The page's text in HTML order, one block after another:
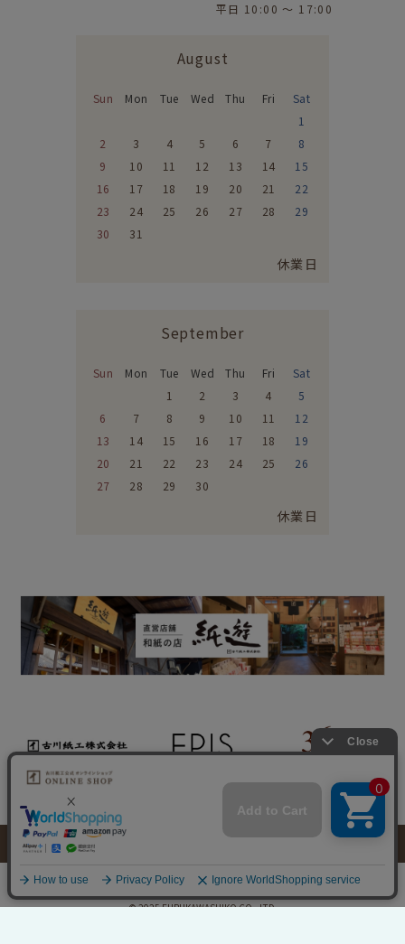
平日 10:00 〜 17:00
August
Sun Mon Tue Wed Thu Fri
Sat
1
2
3 4 5 6 7
8
9
10 11 12 13 14
15
16
17 18 19 20 21
22
23
24 25 26 27 28
29
30
31
休業日
September
Sun Mon Tue Wed Thu Fri
Sat
1
2 3 4
5
6
7 8 9 10 11
12
13
14 15 16 17 18
19
20
21 22 23 24 25
26
27
28 29 30
休業日
特定商取引法に基づく表示
このサイトに掲載のイラスト・写真・文章の無断転載を禁じます。
© 2025 FURUKAWASHIKO CO., LTD.